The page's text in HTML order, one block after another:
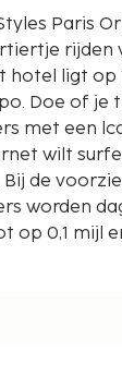
Paris
rijden
Doe of je
met een
wilt
de
worden
op 0,1 mijl